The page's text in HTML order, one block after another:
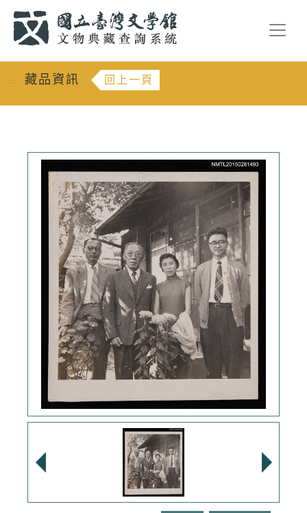
::: 藏品資訊 回上一頁